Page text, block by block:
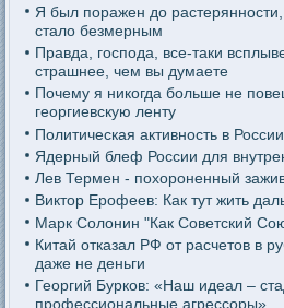
Я был поражен до
стало безмерным
Правда, господа, все-таки
страшнее, чем вы думаете
Почему я никогда больше не
георгиевскую ленту
Политическая активность в
Ядерный блеф России для
Лев Термен - похороненный
Виктор Ерофеев: Как тут жить
Марк Солонин "Как Советский
Китай отказал РФ от расчетов в
даже не деньги
Георгий Бурков: «Наш идеал –
профессиональные агрессоры»